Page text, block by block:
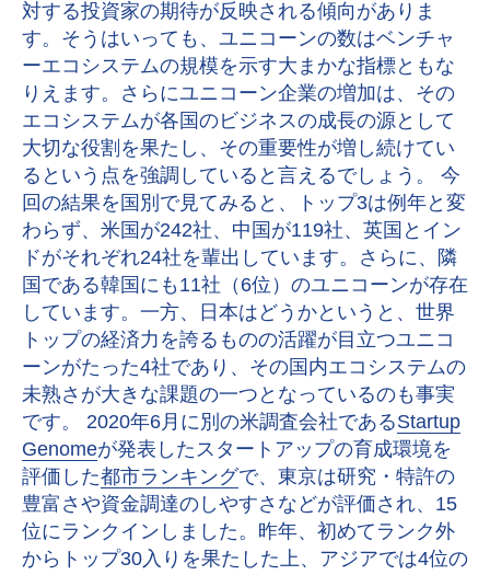
対する投資家の期待が反映される傾向がありま
す。そうはいっても、ユニコーンの数はベンチャ
ーエコシステムの規模を示す大まかな指標ともな
りえます。さらにユニコーン企業の増加は、その
エコシステムが各国のビジネスの成長の源として
大切な役割を果たし、その重要性が増し続けてい
るという点を強調していると言えるでしょう。 今
回の結果を国別で見てみると、トップ3は例年と変
わらず、米国が242社、中国が119社、英国とイン
ドがそれぞれ24社を輩出しています。さらに、隣
国である韓国にも11社（6位）のユニコーンが存在
しています。一方、日本はどうかというと、世界
トップの経済力を誇るものの活躍が目立つユニコ
ーンがたった4社であり、その国内エコシステムの
未熟さが大きな課題の一つとなっているのも事実
です。 2020年6月に別の米調査会社であるStartup
Genomeが発表したスタートアップの育成環境を
評価した都市ランキングで、東京は研究・特許の
豊富さや資金調達のしやすさなどが評価され、15
位にランクインしました。昨年、初めてランク外
からトップ30入りを果たした上、アジアでは4位の